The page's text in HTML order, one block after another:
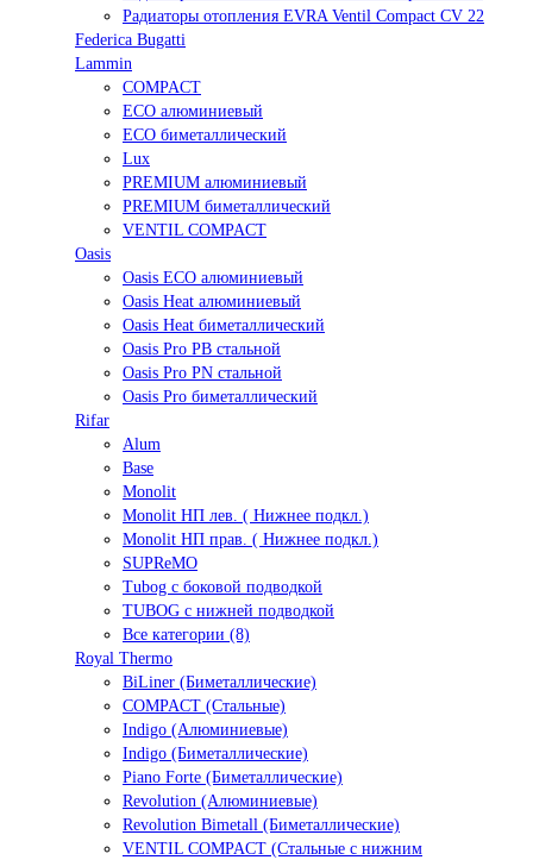
Радиаторы отопления EVRA Ventil Compact CV 22
Federica Bugatti
Lammin
COMPACT
ECO алюминиевый
ECO биметаллический
Lux
PREMIUM алюминиевый
PREMIUM биметаллический
VENTIL COMPACT
Oasis
Oasis ECO алюминиевый
Oasis Heat алюминиевый
Oasis Heat биметаллический
Oasis Pro PB стальной
Oasis Pro PN стальной
Oasis Pro биметаллический
Rifar
Alum
Base
Monolit
Monolit НП лев. ( Нижнее подкл.)
Monolit НП прав. ( Нижнее подкл.)
SUPReMO
Tubog с боковой подводкой
TUBOG с нижней подводкой
Все категории (8)
Royal Thermo
BiLiner (Биметаллические)
COMPACT (Стальные)
Indigo (Алюминиевые)
Indigo (Биметаллические)
Piano Forte (Биметаллические)
Revolution (Алюминиевые)
Revolution Bimetall (Биметаллические)
VENTIL COMPACT (Стальные с нижним